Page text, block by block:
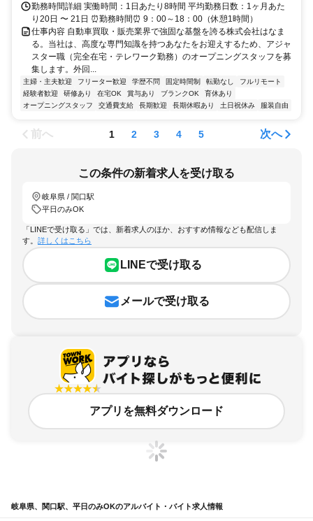
勤務時間詳細 実働時間：1日あたり8時間 平均勤務日数：1ヶ月あた
り20日 〜 21日 ⏰勤務時間⏰ 9：00～18：00（休憩1時間）
仕事内容 自動車買取・販売業界で強固な基盤を誇る株式会社はなま
る。当社は、高度な専門知識を持つあなたをお迎えするため、アジャ
スター職（完全在宅・テレワーク勤務）のオープニングスタッフを募
集します。外回...
主婦・主夫歓迎 フリーター歓迎 学歴不問 固定時間制 転勤なし
フルリモート
経験者歓迎
研修あり 在宅OK 賞与あり ブランクOK
育休あり
オープニングスタッフ
交通費支給 長期歓迎 長期休暇あり 土日祝休み 服装自由
前へ 1 2 3 4 5 次へ
この条件の新着求人を受け取る
岐阜県 / 関口駅
平日のみOK
「LINEで受け取る」では、新着求人のほか、おすすめ情報なども配信しま
す。 詳しくはこちら
LINEで受け取る
メールで受け取る
アプリを無料ダウンロード
岐阜県、関口駅、平日のみOKのアルバイト・バイト求人情報